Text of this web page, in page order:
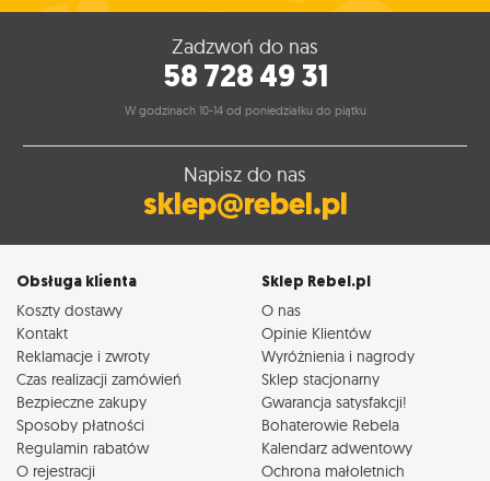
Zadzwoń do nas
58 728 49 31
W godzinach 10-14 od poniedziałku do piątku
Napisz do nas
sklep@rebel.pl
Obsługa klienta
Koszty dostawy
Kontakt
Reklamacje i zwroty
Czas realizacji zamówień
Bezpieczne zakupy
Sposoby płatności
Regulamin rabatów
O rejestracji
Sklep Rebel.pl
O nas
Opinie Klientów
Wyróżnienia i nagrody
Sklep stacjonarny
Gwarancja satysfakcji!
Bohaterowie Rebela
Kalendarz adwentowy
Ochrona małoletnich